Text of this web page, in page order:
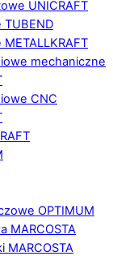
UNICRAFT
TUBEND
mechaniczne
CNC
OPTIMUM
MARCOSTA
MARCOSTA